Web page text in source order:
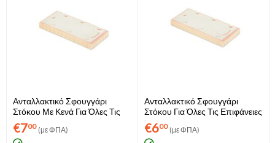
Ανταλλακτικό Σφουγγάρι
Στόκου Με Κενά Για Όλες Τις
Επιφάνειες Raimondi (ART.
217RICSWGT)
€700 (με ΦΠΑ)
Ανταλλακτικό Σφουγγάρι
Στόκου Για Όλες Τις Επιφάνειες
Raimondi (ART. 217RICSWE)
€600 (με ΦΠΑ)